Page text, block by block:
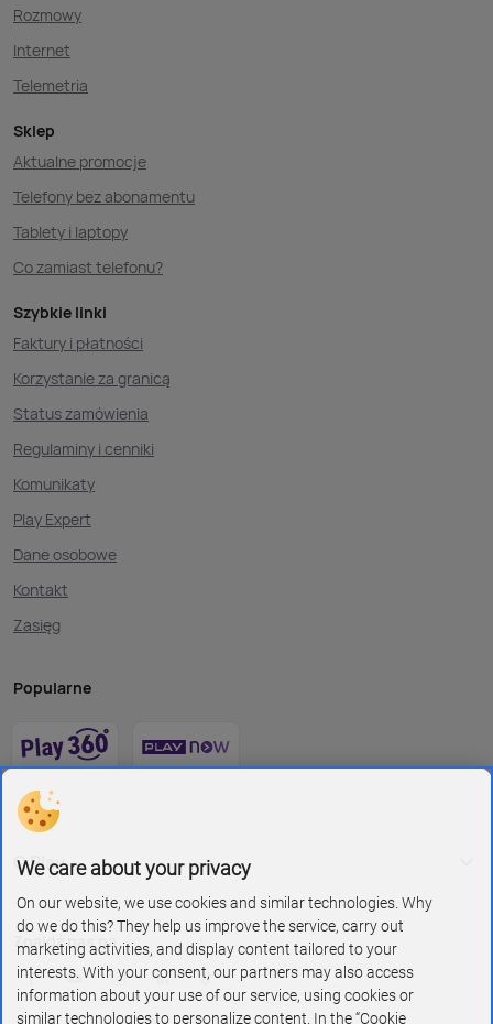
Rozmowy
Internet
Telemetria
Sklep
Aktualne promocje
Telefony bez abonamentu
Tablety i laptopy
Co zamiast telefonu?
Szybkie linki
Faktury i płatności
Korzystanie za granicą
Status zamówienia
Regulaminy i cenniki
Komunikaty
Play Expert
Dane osobowe
Kontakt
Zasięg
Popularne
O Play
Znajdź nas na
We care about your privacy
On our website, we use cookies and similar technologies. Why
do we do this? They help us improve the service, carry out
marketing activities, and display content tailored to your
interests. With your consent, our partners may also access
information about your use of our service, using cookies or
similar technologies to personalize content. In the “Cookie